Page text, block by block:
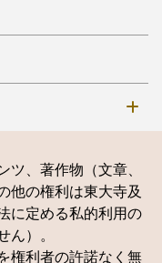
、著作物（文章、
他の権利は東大寺及
に定める私的利用の
）。
権利者の許諾なく無